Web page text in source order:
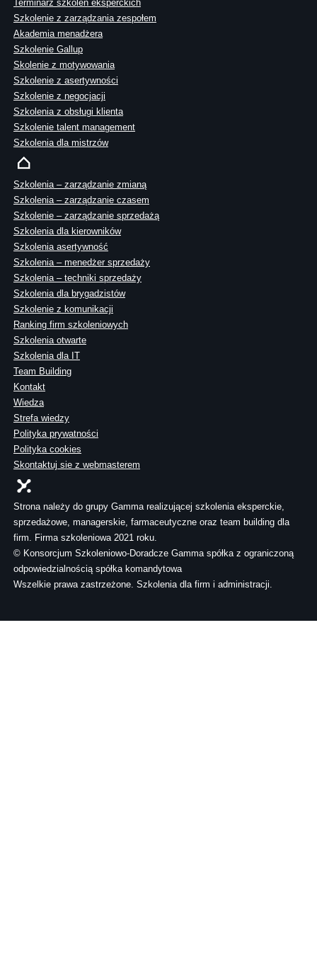
Terminarz szkoleń eksperckich
Szkolenie z zarządzania zespołem
Akademia menadżera
Szkolenie Gallup
Skolenie z motywowania
Szkolenie z asertywności
Szkolenie z negocjacji
Szkolenia z obsługi klienta
Szkolenie talent management
Szkolenia dla mistrzów
Szkolenia – zarządzanie zmianą
Szkolenia – zarządzanie czasem
Szkolenie – zarządzanie sprzedażą
Szkolenia dla kierowników
Szkolenia asertywność
Szkolenia – menedżer sprzedaży
Szkolenia – techniki sprzedaży
Szkolenia dla brygadzistów
Szkolenie z komunikacji
Ranking firm szkoleniowych
Szkolenia otwarte
Szkolenia dla IT
Team Building
Kontakt
Wiedza
Strefa wiedzy
Polityka prywatności
Polityka cookies
Skontaktuj sie z webmasterem
Strona należy do grupy Gamma realizującej szkolenia eksperckie,
sprzedażowe, managerskie, farmaceutyczne oraz team building dla
firm. Firma szkoleniowa 2021 roku.
© Konsorcjum Szkoleniowo-Doradcze Gamma spółka z ograniczoną
odpowiedzialnością spółka komandytowa
Wszelkie prawa zastrzeżone. Szkolenia dla firm i administracji.